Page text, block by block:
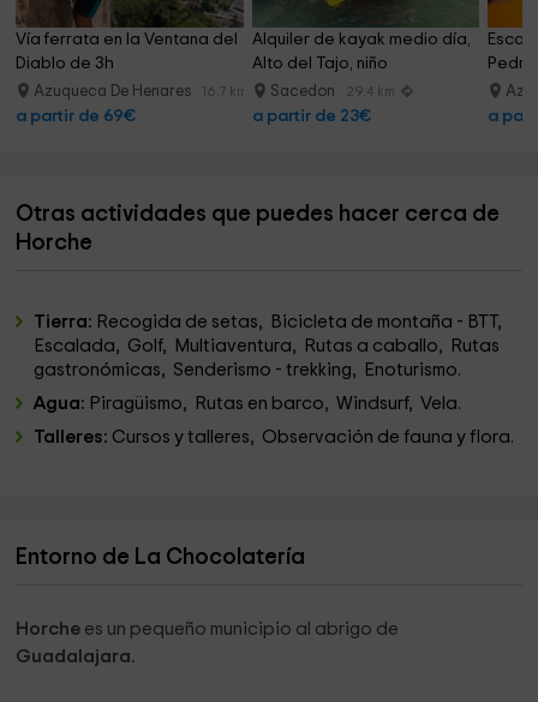
Vía ferrata en la Ventana del
Diablo de 3h
Azuqueca De Henares 16.7 km
a partir de 69€
Alquiler de kayak medio día,
Alto del Tajo, niño
Sacedon 29.4 km
a partir de 23€ a
Otras actividades que puedes hacer cerca de
Horche
Tierra: Recogida de setas, Bicicleta de montaña - BTT,
Escalada, Golf, Multiaventura, Rutas a caballo, Rutas
gastronómicas, Senderismo - trekking, Enoturismo.
Agua: Piragüismo, Rutas en barco, Windsurf, Vela.
Talleres: Cursos y talleres, Observación de fauna y flora.
Entorno de La Chocolatería
Horche es un pequeño municipio al abrigo de
Guadalajara.